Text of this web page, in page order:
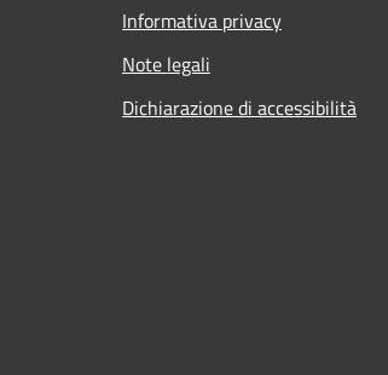
Informativa privacy
Note legali
Dichiarazione di accessibilità